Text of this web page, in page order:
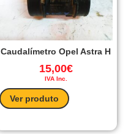
Caudalímetro Opel Astra H
15,00€
IVA Inc.
Ver produto